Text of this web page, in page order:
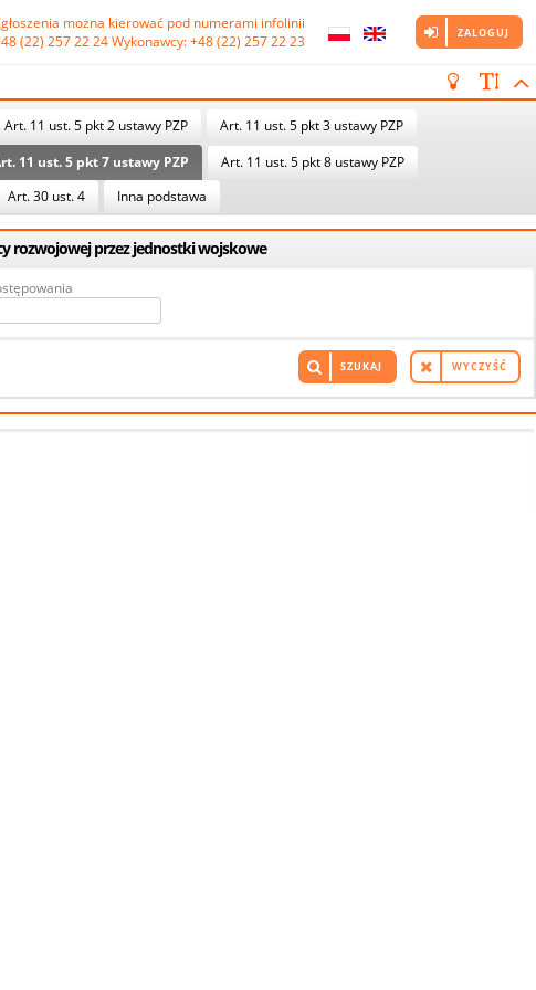
można kierować pod numerami infolinii
(22) 257 22 24 Wykonawcy: +48 (22) 257 22 23
ZALOGUJ
Art. 11 ust. 5 pkt 2 ustawy PZP
Art. 11 ust. 5 pkt 3 ustawy PZP
11 ust. 5 pkt 7 ustawy PZP
Art. 11 ust. 5 pkt 8 ustawy PZP
Art. 30 ust. 4 Inna podstawa
rozwojowej przez jednostki wojskowe
WYCZYŚĆ
SZUKAJ